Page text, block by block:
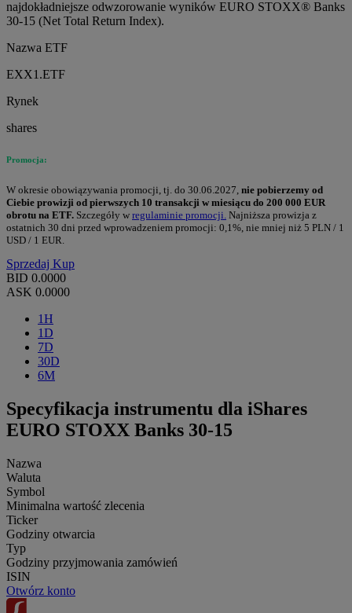
najdokładniejsze odwzorowanie wyników EURO STOXX® Banks
30-15 (Net Total Return Index).
Nazwa ETF
EXX1.ETF
Rynek
shares
Promocja:
W okresie obowiązywania promocji, tj. do 30.06.2027, nie pobierzemy od
Ciebie prowizji od pierwszych 10 transakcji w miesiącu do 200 000 EUR
obrotu na ETF. Szczegóły w regulaminie promocji. Najniższa prowizja z
ostatnich 30 dni przed wprowadzeniem promocji: 0,1%, nie mniej niż 5 PLN / 1
USD / 1 EUR.
Sprzedaj Kup
BID 0.0000
ASK 0.0000
1H
1D
7D
30D
6M
Specyfikacja instrumentu dla iShares
EURO STOXX Banks 30-15
Nazwa
Waluta
Symbol
Minimalna wartość zlecenia
Ticker
Godziny otwarcia
Typ
Godziny przyjmowania zamówień
ISIN
Otwórz konto